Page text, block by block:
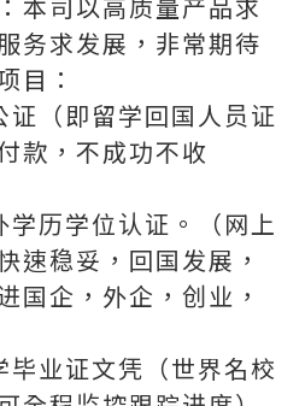
务求发展，非常期待
目：
（即留学回国人员证
款，不成功不收
历学位认证。（网上
速稳妥，回国发展，
国企，外企，创业，
业证文凭（世界名校